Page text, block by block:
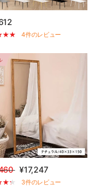
4件のレビュー
¥17,247
3件のレビュー